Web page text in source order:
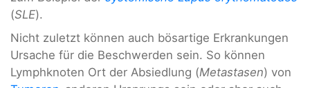
(SLE).
Nicht zuletzt können auch bösartige Erkrankungen
Ursache für die Beschwerden sein. So können
Lymphknoten Ort der Absiedlung (Metastasen) von